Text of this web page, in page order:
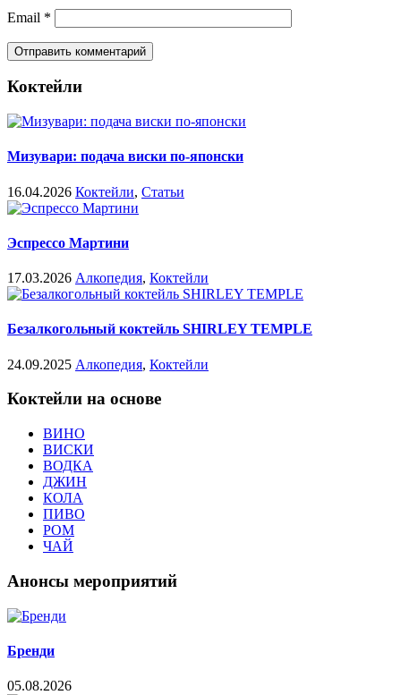
Email *
Коктейли
Мизувари: подача виски по-японски
16.04.2026 Коктейли, Статьи
Эспрессо Мартини
17.03.2026 Алкопедия, Коктейли
Безалкогольный коктейль SHIRLEY TEMPLE
24.09.2025 Алкопедия, Коктейли
Коктейли на основе
ВИНО
ВИСКИ
ВОДКА
ДЖИН
КОЛА
ПИВО
РОМ
ЧАЙ
Анонсы мероприятий
Бренди
05.08.2026